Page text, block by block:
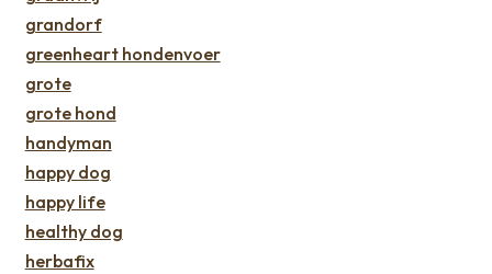
grandorf
greenheart hondenvoer
grote
grote hond
handyman
happy dog
happy life
healthy dog
herbafix